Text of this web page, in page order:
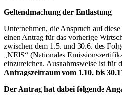
Geltendmachung der Entlastung
Unternehmen, die Anspruch auf diese
einen Antrag für das vorherige
zwischen dem 1.5. und 30.6. des
„NEIS“ (Nationales
einzureichen. Ausnahmsweise ist für
Antragszeitraum vom 1.10. bis
Der Antrag hat dabei folgende